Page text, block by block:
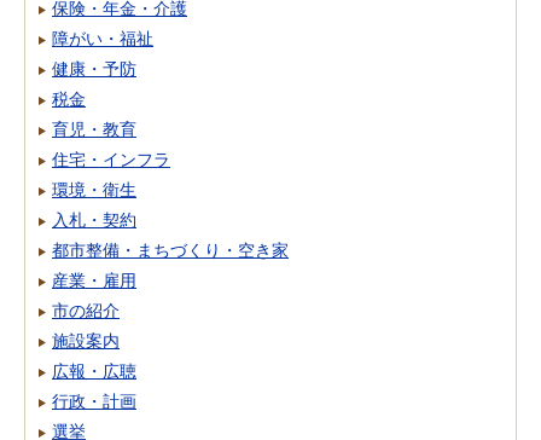
保険・年金・介護
障がい・福祉
健康・予防
税金
育児・教育
住宅・インフラ
環境・衛生
入札・契約
都市整備・まちづくり・空き家
産業・雇用
市の紹介
施設案内
広報・広聴
行政・計画
選挙